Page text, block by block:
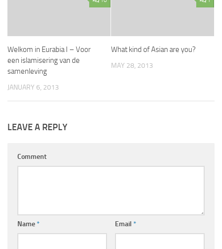
Welkom in Eurabia I – Voor
een islamisering van de
samenleving
JANUARY 6, 2013
What kind of Asian are you?
MAY 28, 2013
LEAVE A REPLY
Comment
Name* Email *